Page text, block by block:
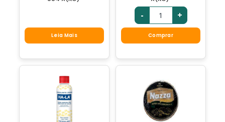
Leia Mais
- +
Comprar